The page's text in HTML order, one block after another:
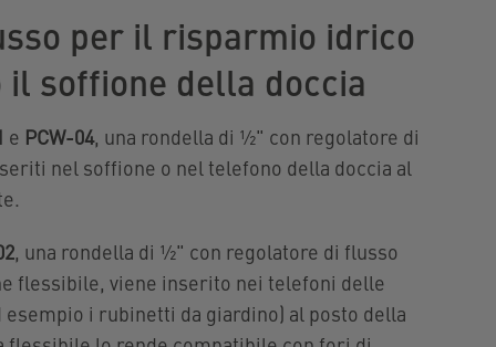
per il risparmio idrico
soffione della doccia
e PCW-04, una rondella di ½" con regolatore di
nel soffione o nel telefono della doccia al
, una rondella di ½" con regolatore di flusso
flessibile, viene inserito nei telefoni delle
i rubinetti da giardino) al posto della